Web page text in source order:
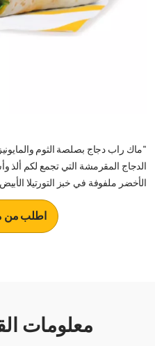
"ماك راب دجاج بصلصة الثوم
الدجاج المقرمشة التي تجمع لكم
الأخضر ملفوفة في خبز التورتيلا
اطلب من
معلومات